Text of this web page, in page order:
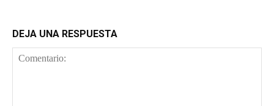
DEJA UNA RESPUESTA